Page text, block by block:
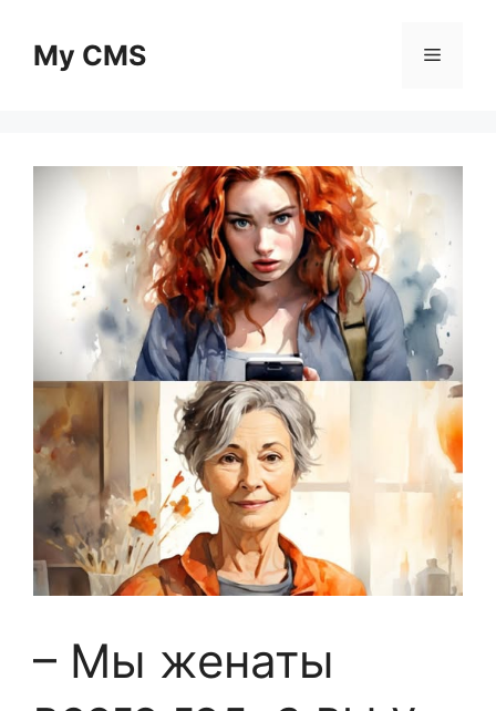
contentMy CMS Menu
– Мы женаты